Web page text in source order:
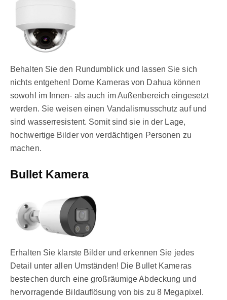
Behalten Sie den Rundumblick und lassen Sie sich
nichts entgehen! Dome Kameras von Dahua können
sowohl im Innen- als auch im Außenbereich eingesetzt
werden. Sie weisen einen Vandalismusschutz auf und
sind wasserresistent. Somit sind sie in der Lage,
hochwertige Bilder von verdächtigen Personen zu
machen.
Bullet Kamera
Erhalten Sie klarste Bilder und erkennen Sie jedes
Detail unter allen Umständen! Die Bullet Kameras
bestechen durch eine großräumige Abdeckung und
hervorragende Bildauflösung von bis zu 8 Megapixel.